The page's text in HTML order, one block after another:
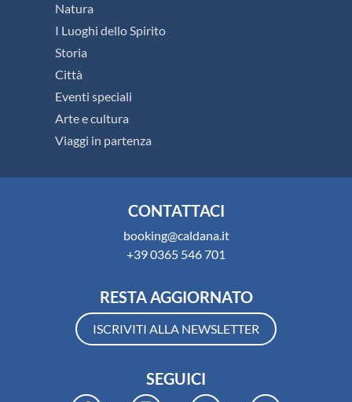
Natura
I Luoghi dello Spirito
Storia
Città
Eventi speciali
Arte e cultura
Viaggi in partenza
CONTATTACI
booking@caldana.it
+39 0365 546 701
RESTA AGGIORNATO
ISCRIVITI ALLA NEWSLETTER
SEGUICI